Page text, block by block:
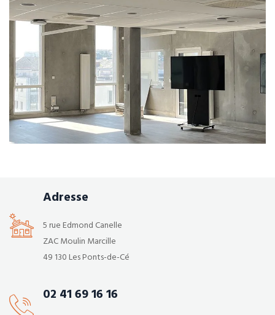
Climatisation Électricité Tertiaire Ventilation
Becouze – Aménagement de plateaux de bureaux
Adresse
5 rue Edmond Canelle
ZAC Moulin Marcille
49 130 Les Ponts-de-Cé
02 41 69 16 16